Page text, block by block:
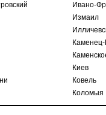
Ивано-
Измаил
Киев
Ковель
Коломыя